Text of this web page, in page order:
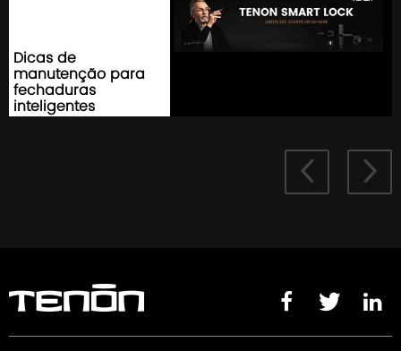
Dicas de
manutenção para
fechaduras
inteligentes
 
  